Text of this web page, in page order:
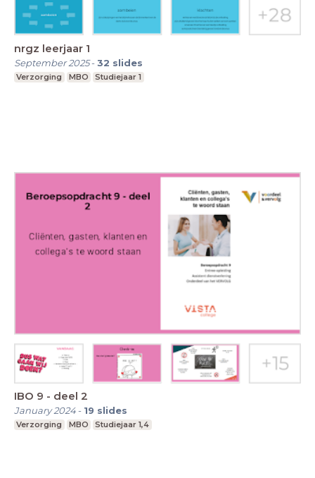
nrgz leerjaar 1
September 2025-32 slides
Verzorging MBO Studiejaar 1
IBO 9 - deel 2
January 2024- 19 slides
Verzorging MBO Studiejaar 1,4